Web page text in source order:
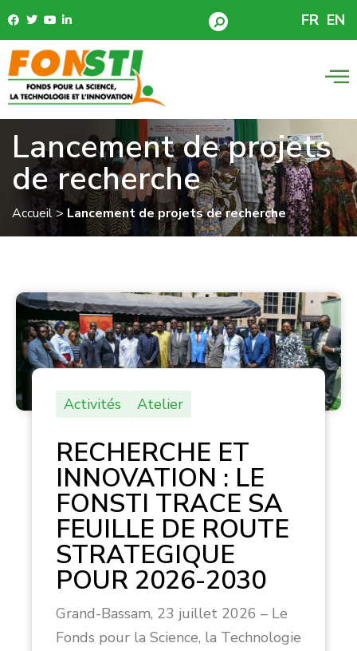
FR EN
Lancement de projets
de recherche
Accueil> Lancement de projets de recherche
Activités Atelier
RECHERCHE ET
INNOVATION : LE
FONSTI TRACE SA
FEUILLE DE ROUTE
STRATEGIQUE
POUR 2026-2030
Grand-Bassam, 23 juillet 2026 – Le
Fonds pour la Science, la Technologie